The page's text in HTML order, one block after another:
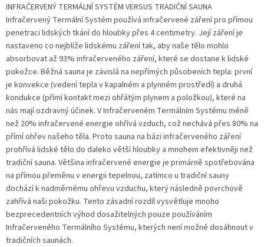
INFRAČERVENÝ TERMÁLNÍ SYSTÉM VERSUS TRADIČNÍ SAUNA
Infračervený Termální Systém používá infračervené záření pro přímou
penetraci lidských tkání do hloubky přes 4 centimetry. Její záření je
nastaveno co nejblíže lidskému záření tak, aby naše tělo mohlo
absorbovat až 93% infračerveného záření, které se dostane k lidské
pokožce. Běžná sauna je závislá na nepřímých působeních tepla: první
je konvekce (vedení tepla v kapalném a plynném prostředí) a druhá
kondukce (přímí kontakt mezi ohřátým plynem a položkou), které na
nás mají ozdravný účinek. V Infračerveném Termálním Systému méně
než 20% infračervené energie ohřívá vzduch, což nechává přes 80% na
přímí ohřev našeho těla. Proto sauna na bázi infračerveného záření
prohřívá lidské tělo do daleko větší hloubky a mnohem efektivněji než
tradiční sauna. Většina infračervené energie je primárně spotřebována
na přímou přeměnu v energii tepelnou, zatímco u tradiční sauny
dochází k nadměrnému ohřevu vzduchu, který následně povrchově
zahřívá naši pokožku. Tento zásadní rozdíl vysvětluje mnoho
bezprecedentních výhod dosažitelných pouze používáním
Infračerveného Termálního Systému, kterých není možné dosáhnout v
tradičních saunách.